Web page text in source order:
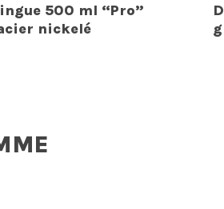
500 ml “Pro”
nickelé